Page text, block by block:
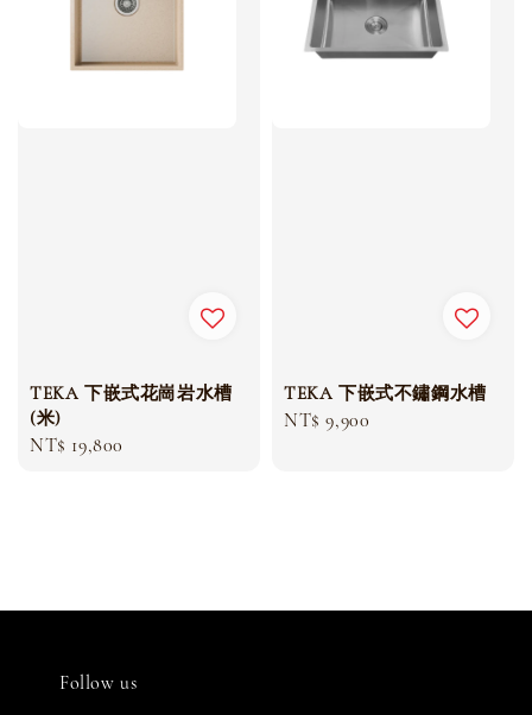
TEKA 下嵌式花崗岩水槽
(米)
Regular
NT$ 19,800
TEKA 下嵌式不鏽鋼水槽
Regular
NT$ 9,900
Follow us